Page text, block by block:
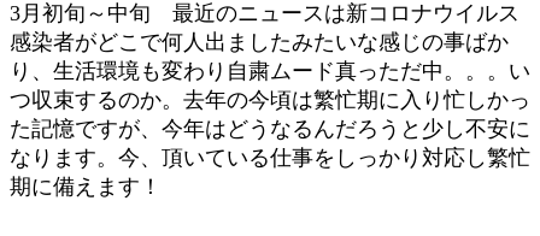
3月初旬～中旬 最近のニュースは新コロナウイルス
感染者がどこで何人出ましたみたいな感じの事ばか
り、生活環境も変わり自粛ムード真っただ中。。。い
つ収束するのか。去年の今頃は繁忙期に入り忙しかっ
た記憶ですが、今年はどうなるんだろうと少し不安に
なります。今、頂いている仕事をしっかり対応し繁忙
期に備えます！